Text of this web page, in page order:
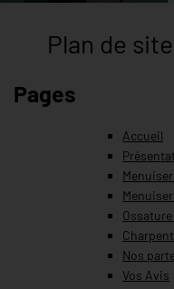
Plan de
Pages
Accueil
Nos
Vos Avis